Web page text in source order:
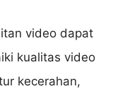
video dapat
kualitas video
kecerahan,